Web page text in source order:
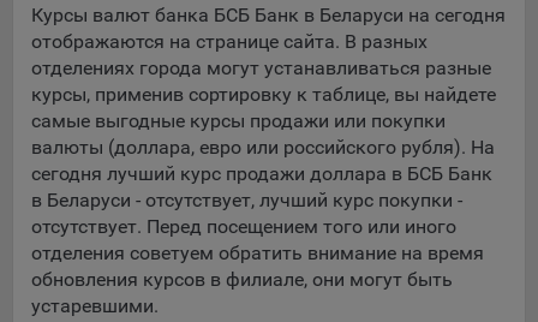
5.4. Создание и предоставление персонализированной
рекламы пользователю.
9.1. Технические (обязательные) файлы cookie, например,
применяемые при регистрации либо входе в систему, или
для оставления отзыва либо комментария. Данные файлы
cookie используются в целях обеспечения корректной
работы сайтов и полноценного использования его
функционала пользователем, не могут быть отключены в
системах. Вместе с тем, пользователь может настроить
браузер, чтобы он блокировал такие файлы сookie или
уведомлял пользователя об их использовании — но в таком
Курсы валют банка БСБ Банк в Беларуси на сегодня
отображаются на странице сайта. В разных
отделениях города могут устанавливаться разные
курсы, применив сортировку к таблице, вы найдете
самые выгодные курсы продажи или покупки
валюты (доллара, евро или российского рубля). На
сегодня лучший курс продажи доллара в БСБ Банк
в Беларуси - отсутствует, лучший курс покупки -
отсутствует. Перед посещением того или иного
отделения советуем обратить внимание на время
обновления курсов в филиале, они могут быть
устаревшими.